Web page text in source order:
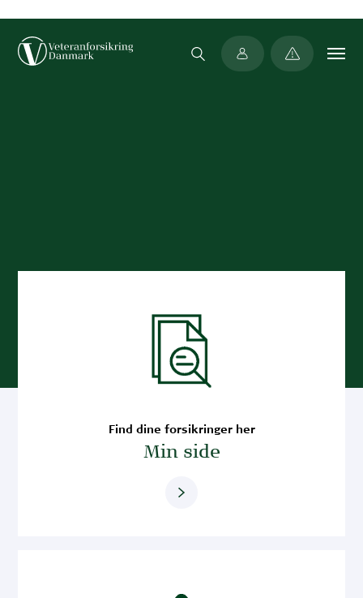
Min side
Find dine forsikringer her
Min side